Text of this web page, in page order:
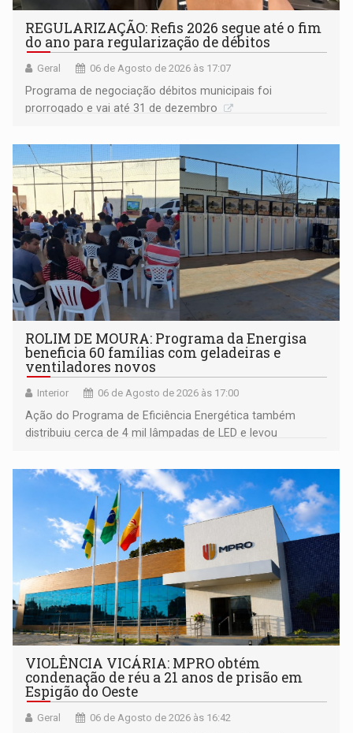
REGULARIZAÇÃO: Refis 2026 segue até o fim
do ano para regularização de débitos
Geral 06 de Agosto de 2026 às 17:07
Programa de negociação débitos municipais foi
prorrogado e vai até 31 de dezembro
ROLIM DE MOURA: Programa da Energisa
beneficia 60 famílias com geladeiras e
ventiladores novos
Interior 06 de Agosto de 2026 às 17:00
Ação do Programa de Eficiência Energética também
distribuiu cerca de 4 mil lâmpadas de LED e levou
comunidade
VIOLÊNCIA VICÁRIA: MPRO obtém
condenação de réu a 21 anos de prisão em
Espigão do Oeste
Geral 06 de Agosto de 2026 às 16:42